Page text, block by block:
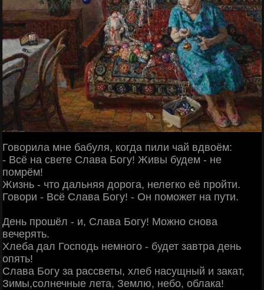
Говорила мне бабуля, когда пили чай вдвоём:
- Всё на свете Слава Богу! Живы будем - не
помрём!
Жизнь - что дальняя дорога, нелегко её пройти.
Говори - Всё Слава Богу! - Он поможет на пути.
День прошёл - и, Слава Богу! Можно снова
вечерять.
Хлеба дал Господь немного - будет завтра день
опять!
Слава Богу за рассветы, хлеб насущный и закат,
Зимы,солнечные лета, Землю, небо, облака!